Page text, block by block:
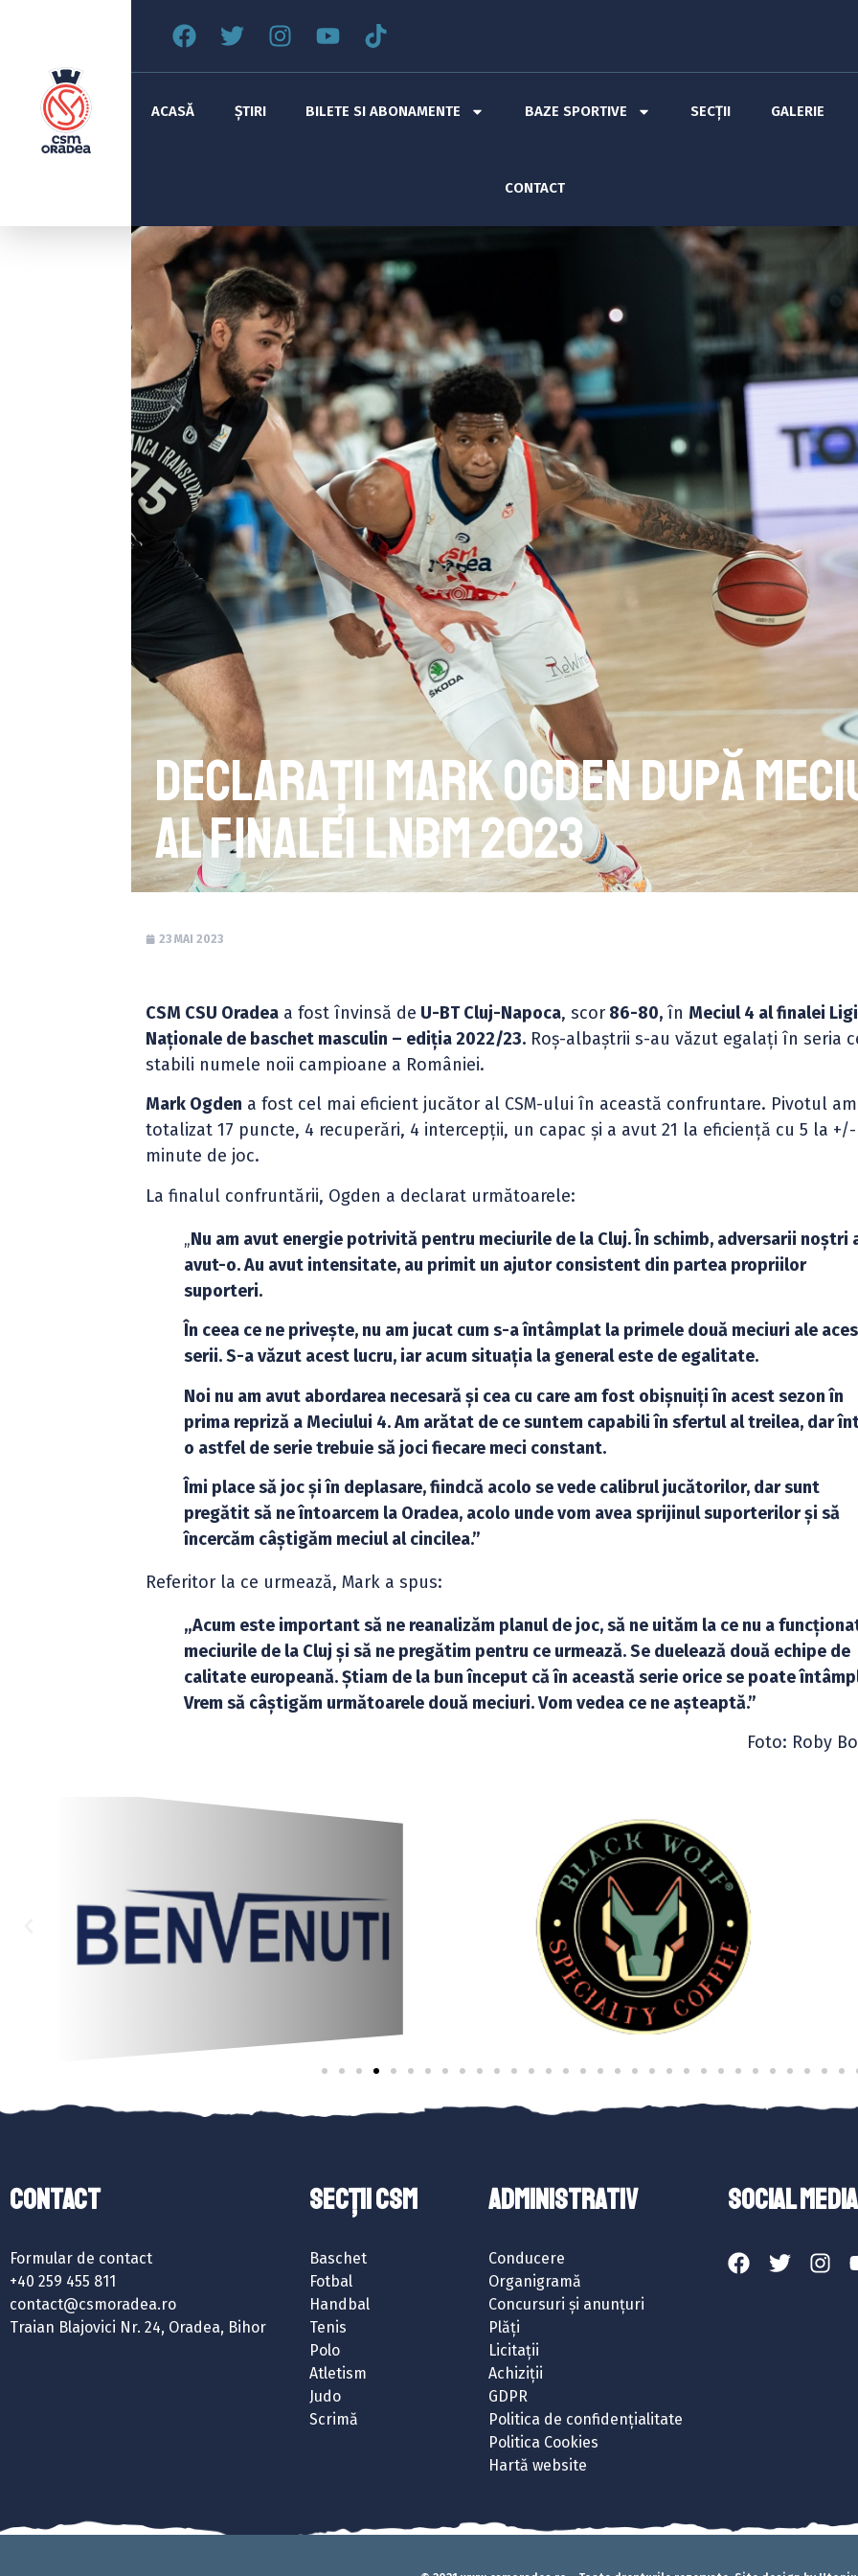
ACASĂ ȘTIRI BILETE SI ABONAMENTE BAZE SPORTIVE SECȚII GALERIE
CONTACT
Declarații Mark Ogden după
al finalei LNBM 2023
23 MAI 2023
CSM CSU Oradea a fost învinsă de U-BT Cluj-Napoca, scor 86-80, în Meciul 4 al finalei
Naționale de baschet masculin – ediția 2022/23. Roș-albaștrii s-au văzut egalați în seria
stabili numele noii campioane a României.
Mark Ogden a fost cel mai eficient jucător al CSM-ului în această confruntare. Pivotul
totalizat 17 puncte, 4 recuperări, 4 intercepții, un capac și a avut 21 la eficiență cu 5 la
minute de joc.
La finalul confruntării, Ogden a declarat următoarele:
„Nu am avut energie potrivită pentru meciurile de la Cluj. În schimb, adversarii noștri
avut-o. Au avut intensitate, au primit un ajutor consistent din partea propriilor
suporteri.
În ceea ce ne privește, nu am jucat cum s-a întâmplat la primele două meciuri ale
serii. S-a văzut acest lucru, iar acum situația la general este de egalitate.
Noi nu am avut abordarea necesară și cea cu care am fost obișnuiți în acest sezon în
prima repriză a Meciului 4. Am arătat de ce suntem capabili în sfertul al treilea, dar
o astfel de serie trebuie să joci fiecare meci constant.
Îmi place să joc și în deplasare, fiindcă acolo se vede calibrul jucătorilor, dar sunt
pregătit să ne întoarcem la Oradea, acolo unde vom avea sprijinul suporterilor și să
încercăm câștigăm meciul al cincilea.”
Referitor la ce urmează, Mark a spus:
„Acum este important să ne reanalizăm planul de joc, să ne uităm la ce nu a
meciurile de la Cluj și să ne pregătim pentru ce urmează. Se duelează două echipe de
calitate europeană. Știam de la bun început că în această serie orice se poate
Vrem să câștigăm următoarele două meciuri. Vom vedea ce ne așteaptă.”
Foto: Roby
Contact
Formular de contact
+40 259 455 811
contact@csmoradea.ro
Traian Blajovici Nr. 24, Oradea, Bihor
SECȚII CSM
Baschet
Fotbal
Handbal
Tenis
Polo
Atletism
Judo
Scrimă
ADMINISTRATIV
Conducere
Organigramă
Concursuri și anunțuri
Plăți
Licitații
Achiziții
GDPR
Politica de confidențialitate
Politica Cookies
Hartă website
SOCIAL MEDIA